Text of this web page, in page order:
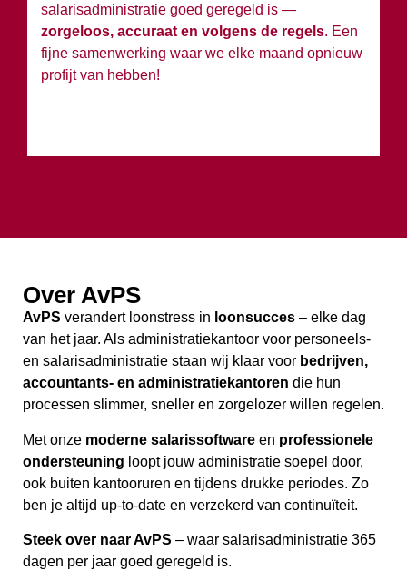
salarisadministratie goed geregeld is —
zorgeloos, accuraat en volgens de regels. Een
fijne samenwerking waar we elke maand opnieuw
profijt van hebben!
Over AvPS
AvPS verandert loonstress in loonsucces – elke dag
van het jaar. Als administratiekantoor voor personeels-
en salarisadministratie staan wij klaar voor bedrijven,
accountants- en administratiekantoren die hun
processen slimmer, sneller en zorgelozer willen regelen.
Met onze moderne salarissoftware en professionele
ondersteuning loopt jouw administratie soepel door,
ook buiten kantooruren en tijdens drukke periodes. Zo
ben je altijd up-to-date en verzekerd van continuïteit.
Steek over naar AvPS – waar salarisadministratie 365
dagen per jaar goed geregeld is.